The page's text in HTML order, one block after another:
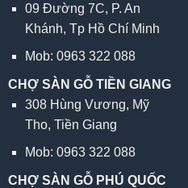
09 Đường 7C, P. An
Khánh, Tp Hồ Chí Minh
Mob: 0963 322 088
CHỢ SÀN GỖ TIỀN GIANG
308 Hùng Vương, Mỹ
Tho, Tiền Giang
Mob: 0963 322 088
CHỢ SÀN GỖ PHÚ QUỐC